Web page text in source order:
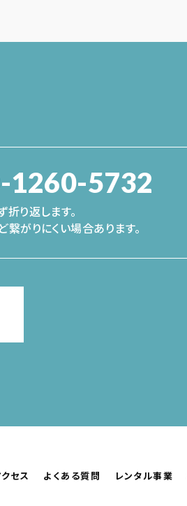
1260-5732
り返します。
がりにくい場合あります。
セス よくある質問 レンタル事業